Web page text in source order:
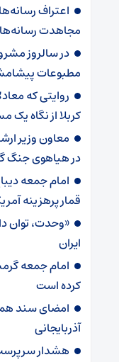
اعتراف
مجاهدت
در سالروز
مطبوعات
روایتی که
کربلا از نگاه
معاون وزیر
در هیاهوی جنگ
امام جمعه
قمار پرهزینه
«وحدت، توان
ایران
امام جمعه
کرده است
امضای سند
آذربایجانی
هشدار سرپرست